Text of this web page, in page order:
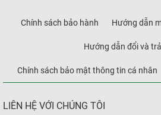
Chính sách bảo hành Hướng dẫn
Hướng dẫn đổi và
Chính sách bảo mật thông tin cá nhân
LIÊN HỆ VỚI CHÚNG TÔI